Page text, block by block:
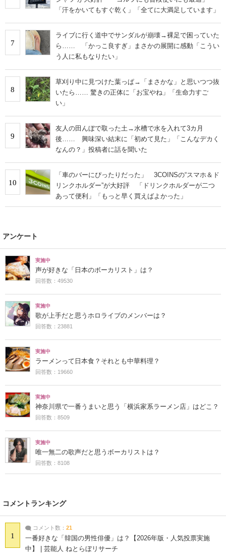
「汗をかいてもすぐ乾く」「全てに大満足しています」
7
ライブに行く道中でサンダルが崩壊→裸足で困っていた
ら…… 「かっこ良すぎ」まさかの展開に感動「こうい
う人に私もなりたい」
8
草刈り中に見つけた葉っぱ→「まさかな」と思いつつ抜
いたら…… 驚きの正体に「お宝やね」「生命力すご
い」
9
友人の田んぼで取った土→水槽で水を入れて3カ月
後…… 興味深い結末に「初めて見た」「こんなデカく
なんの？」投稿者に話を聞いた
10
「車のバーにぴったりだった」 3COINSの“スマホ＆ド
リンクホルダー”が大好評 「ドリンクホルダーが二つ
あって便利」「もっと早く買えばよかった」
アンケート
実施中
声が好きな「日本のボーカリスト」は？
回答数：49530
実施中
歌が上手だと思うホロライブのメンバーは？
回答数：23881
実施中
ラーメンって日本食？それとも中華料理？
回答数：19660
実施中
神奈川県で一番うまいと思う「横浜家系ラーメン店」はどこ？
回答数：8509
実施中
唯一無二の歌声だと思うボーカリストは？
回答数：8108
コメントランキング
1
コメント数： 21
一番好きな「韓国の男性俳優」は？【2026年版・人気投票実施
中】 | 芸能人 ねとらぼリサーチ